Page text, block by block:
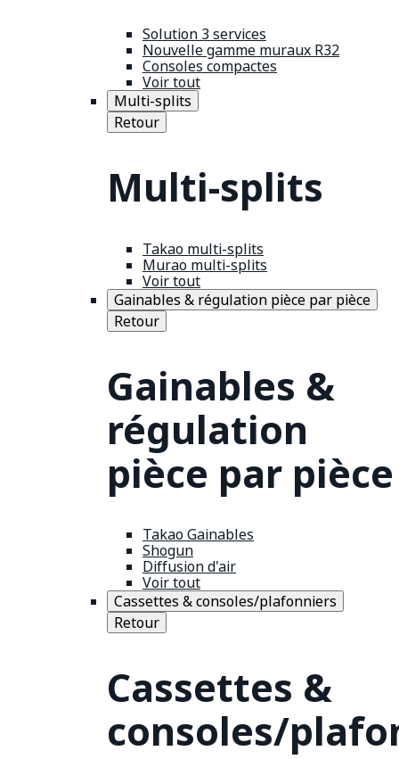
Solution 3 services
Nouvelle gamme muraux R32
Consoles compactes
Voir tout
Multi-splits
Retour
Multi-splits
Takao multi-splits
Murao multi-splits
Voir tout
Gainables & régulation pièce par pièce
Retour
Gainables &
régulation
pièce par pièce
Takao Gainables
Shogun
Diffusion d'air
Voir tout
Cassettes & consoles/plafonniers
Retour
Cassettes &
consoles/